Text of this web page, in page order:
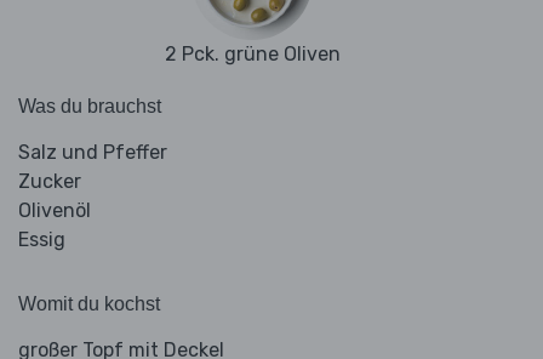
2 Pck. grüne Oliven
Was du brauchst
Salz und Pfeffer
Zucker
Olivenöl
Essig
Womit du kochst
großer Topf mit Deckel